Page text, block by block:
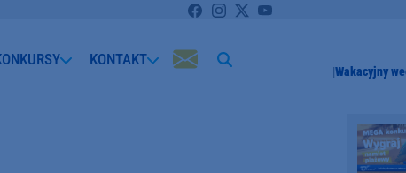
KONTAKT
Wakacyjny